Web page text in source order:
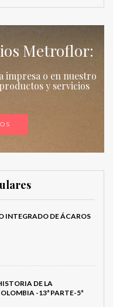
Metroflor:
impresa o en nuestro
y servicios
INTEGRADO DE ÁCAROS
DE LA
-13ª PARTE-5ª